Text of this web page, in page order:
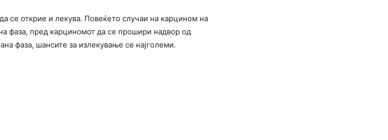
се открие и лекува. Повеќето случаи на карцином на
фаза, пред карциномот да се прошири надвор од
фаза, шансите за излекување се најголеми.